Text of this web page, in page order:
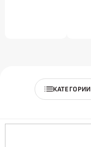
КАТЕГОРИИ